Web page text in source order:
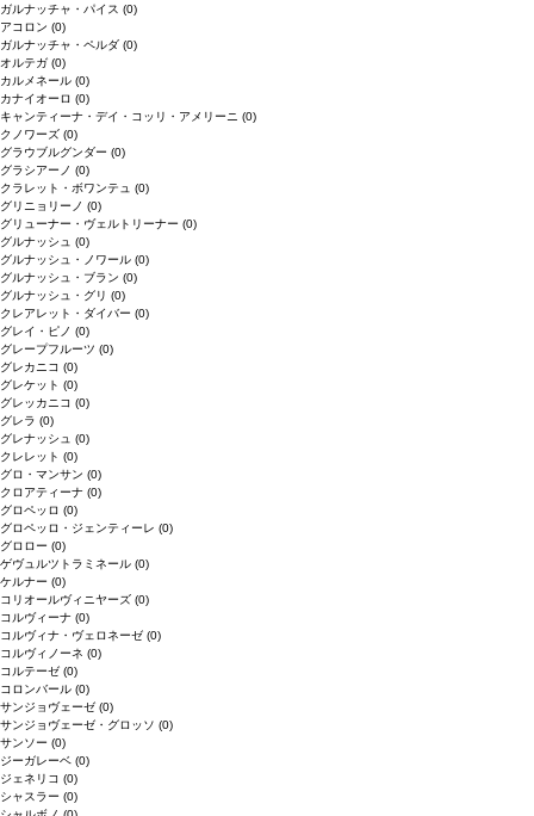
ガルナッチャ・パイス (0)
アコロン (0)
ガルナッチャ・ペルダ (0)
オルテガ (0)
カルメネール (0)
カナイオーロ (0)
キャンティーナ・デイ・コッリ・アメリーニ (0)
クノワーズ (0)
グラウブルグンダー (0)
グラシアーノ (0)
クラレット・ボワンテュ (0)
グリニョリーノ (0)
グリューナー・ヴェルトリーナー (0)
グルナッシュ (0)
グルナッシュ・ノワール (0)
グルナッシュ・ブラン (0)
グルナッシュ・グリ (0)
クレアレット・ダイバー (0)
グレイ・ピノ (0)
グレープフルーツ (0)
グレカニコ (0)
グレケット (0)
グレッカニコ (0)
グレラ (0)
グレナッシュ (0)
クレレット (0)
グロ・マンサン (0)
クロアティーナ (0)
グロペッロ (0)
グロペッロ・ジェンティーレ (0)
グロロー (0)
ゲヴュルツトラミネール (0)
ケルナー (0)
コリオールヴィニヤーズ (0)
コルヴィーナ (0)
コルヴィナ・ヴェロネーゼ (0)
コルヴィノーネ (0)
コルテーゼ (0)
コロンバール (0)
サンジョヴェーゼ (0)
サンジョヴェーゼ・グロッソ (0)
サンソー (0)
ジーガレーベ (0)
ジェネリコ (0)
シャスラー (0)